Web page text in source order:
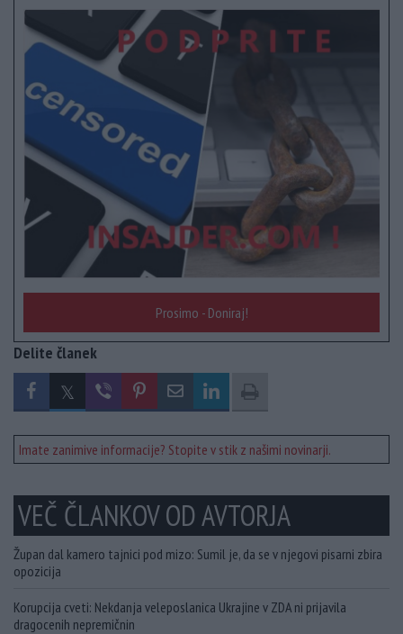
Prosimo - Doniraj!
Delite članek
Imate zanimive informacije? Stopite v stik z našimi novinarji.
VEČ ČLANKOV OD AVTORJA
Župan dal kamero tajnici pod mizo: Sumil je, da se v njegovi pisarni zbira
opozicija
Korupcija cveti: Nekdanja veleposlanica Ukrajine v ZDA ni prijavila
dragocenih nepremičnin